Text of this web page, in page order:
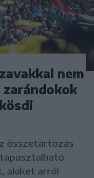
nem
összetartozás
akiket arról